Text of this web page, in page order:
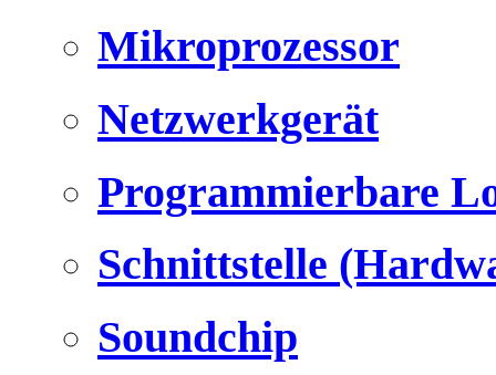
Mikroprozessor
Netzwerkgerät
Programmierbare
Schnittstelle
Soundchip